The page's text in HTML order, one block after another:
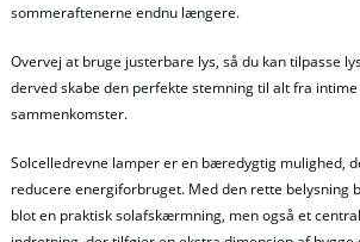
sommeraftenerne endnu længere.
Overvej at bruge justerbare lys, så du kan tilpasse
derved skabe den perfekte stemning til alt fra
sammenkomster.
Solcelledrevne lamper er en bæredygtig mulighed,
reducere energiforbruget. Med den rette belysning
blot en praktisk solafskærmning, men også et